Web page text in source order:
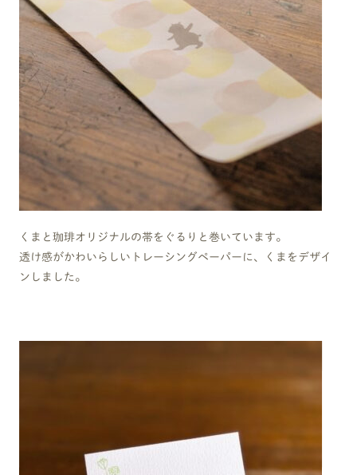
くまと珈琲オリジナルの帯をぐるりと巻いています。
透け感がかわいらしいトレーシングペーパーに、くまをデザイ
ンしました。